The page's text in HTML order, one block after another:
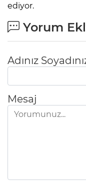
ediyor.
Yorum
Adınız
Mesaj